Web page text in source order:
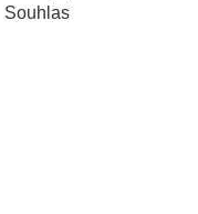
Souhlas